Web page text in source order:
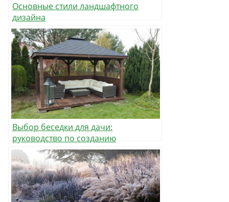
Основные стили ландшафтного
дизайна
Выбор беседки для дачи:
руководство по созданию
идеального места отдыха